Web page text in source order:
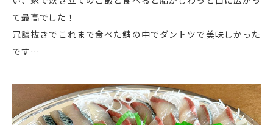
て最高でした！
冗談抜きでこれまで食べた鯖の中でダントツで美味しかった
です…